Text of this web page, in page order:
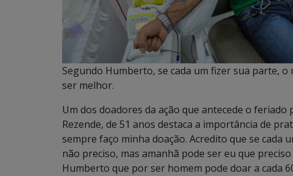
Segundo Humberto, se cada um fizer sua parte, o
ser melhor.
Um dos doadores da ação que antecede o
Rezende, de 51 anos destaca a importância de
sempre faço minha doação. Acredito que se
não preciso, mas amanhã pode ser eu que
Humberto que por ser homem pode doar a cada